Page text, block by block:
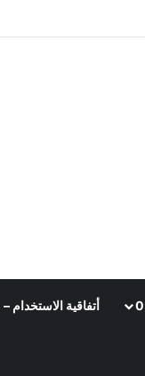
أتفاقية